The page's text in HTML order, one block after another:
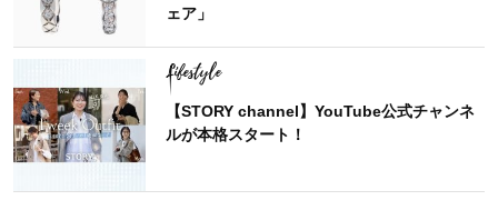
ェア」
Lifestyle
【STORY channel】YouTube公式チャンネ
ルが本格スタート！